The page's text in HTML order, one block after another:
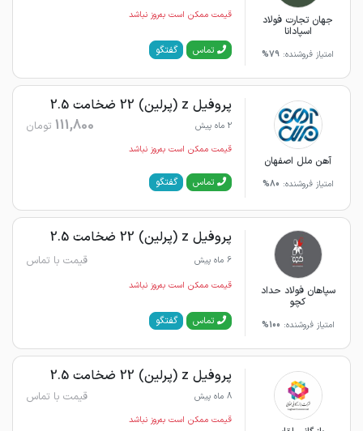
جهان تجارت فولاد
اسپادانا
امتیاز فروشنده: 79%
قیمت ممکن است به‌روز نباشد
تماس گفتگو
آهن ملل اصفهان
امتیاز فروشنده: 80%
پروفیل z (پرلین) 22 ضخامت 2.5
2 ماه پیش 111,800 تومان
قیمت ممکن است به‌روز نباشد
تماس گفتگو
سپاهان فولاد حداد
کچو
امتیاز فروشنده: 100%
پروفیل z (پرلین) 22 ضخامت 2.5
6 ماه پیش قیمت با تماس
قیمت ممکن است به‌روز نباشد
تماس گفتگو
پروفیل z (پرلین) 22 ضخامت 2.5
8 ماه پیش قیمت با تماس
قیمت ممکن است به‌روز نباشد